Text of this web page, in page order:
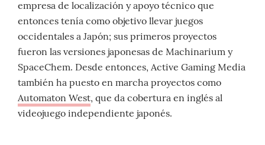
empresa de localización y apoyo técnico que
entonces tenía como objetivo llevar juegos
occidentales a Japón; sus primeros proyectos
fueron las versiones japonesas de Machinarium y
SpaceChem. Desde entonces, Active Gaming Media
también ha puesto en marcha proyectos como
Automaton West, que da cobertura en inglés al
videojuego independiente japonés.